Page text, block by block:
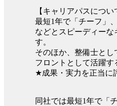
【キャリアパスについ
最短1年で「チーフ」
などとスピーディーな
す。
そのほか、整備士と
フロントとして活躍す
★成果・実力を正当に
同社では最短1年で「